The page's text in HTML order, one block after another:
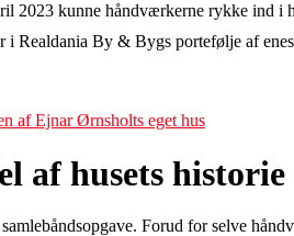
2023 kunne håndværkerne rykke ind i
i Realdania By & Bygs portefølje af
af Ejnar Ørnsholts eget hus
af husets historie
Forud for selve